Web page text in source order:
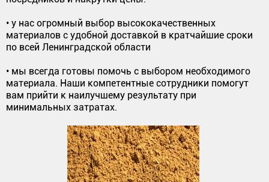
• у нас огромный выбор высококачественных
материалов с удобной доставкой в кратчайшие сроки
по всей Ленинградской области
• мы всегда готовы помочь с выбором необходимого
материала. Наши компетентные сотрудники помогут
вам прийти к наилучшему результату при
минимальных затратах.